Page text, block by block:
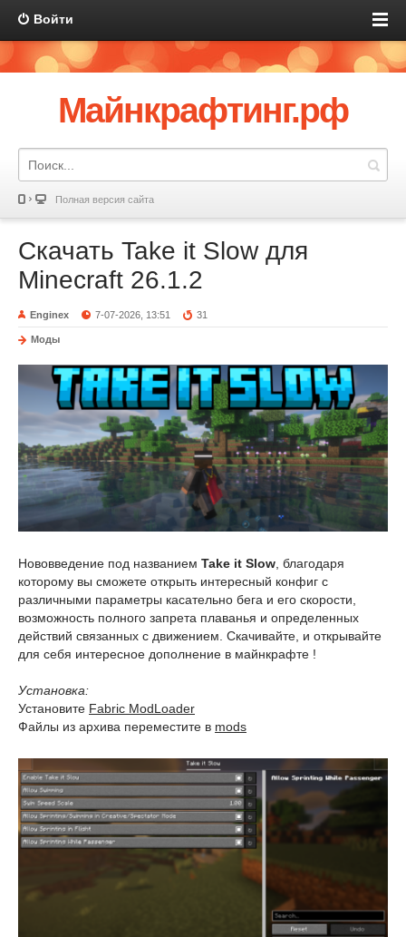
Войти
Майнкрафтинг.рф
Полная версия сайта
Скачать Take it Slow для
Minecraft 26.1.2
Enginex 7-07-2026, 13:51 31
Моды
Нововведение под названием Take it Slow , благодаря
которому вы сможете открыть интересный конфиг с
различными параметры касательно бега и его скорости,
возможность полного запрета плаванья и определенных
действий связанных с движением. Скачивайте, и открывайте
для себя интересное дополнение в майнкрафте !
Установка:
Установите Fabric ModLoader
Файлы из архива переместите в mods